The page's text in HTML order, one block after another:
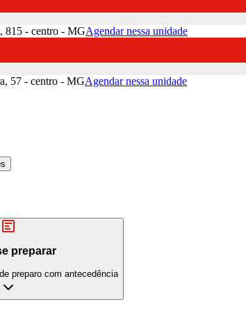
815 - centro - MGAgendar nessa unidade
57 - centro - MGAgendar nessa unidade
preparar
preparo com antecedência